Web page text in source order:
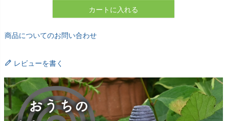
カートに入れる
商品についてのお問い合わせ
レビューを書く